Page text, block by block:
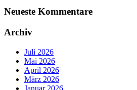
Neueste Kommentare
Archiv
Juli 2026
Mai 2026
April 2026
März 2026
Januar 2026